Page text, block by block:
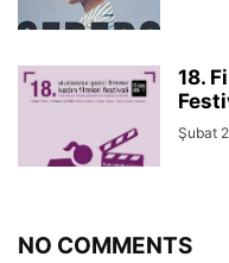
18.
Şubat
NO COMMENTS